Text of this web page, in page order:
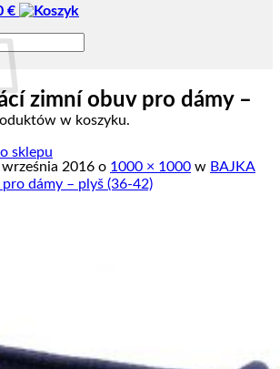
€
w koszyku.
sklepu
zimní obuv pro dámy –
września 2016 o 1000 × 1000 w BAJKA
dámy – plyš (36-42)